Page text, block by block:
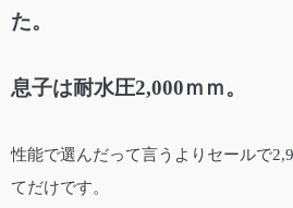
た。
息子は耐水圧2,000ｍｍ。
性能で選んだって言うよりセールで
てだけです。